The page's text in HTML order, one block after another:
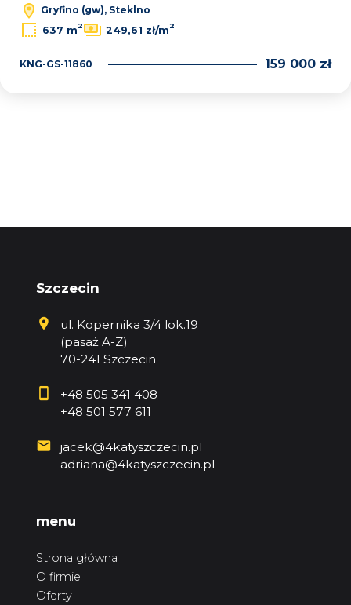
Gryfino (gw), Steklno
637 m2 249,61 zł/m2
KNG-GS-11860 159 000 zł
Szczecin
ul. Kopernika 3/4 lok.19
(pasaż A-Z)
70-241 Szczecin
+48 505 341 408
+48 501 577 611
jacek@4katyszczecin.pl
adriana@4katyszczecin.pl
menu
Strona główna
O firmie
Oferty